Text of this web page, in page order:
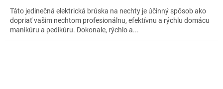
Táto jedinečná elektrická brúska na nechty je účinný spôsob ako
dopriať vašim nechtom profesionálnu, efektívnu a rýchlu domácu
manikúru a pedikúru. Dokonale, rýchlo a...